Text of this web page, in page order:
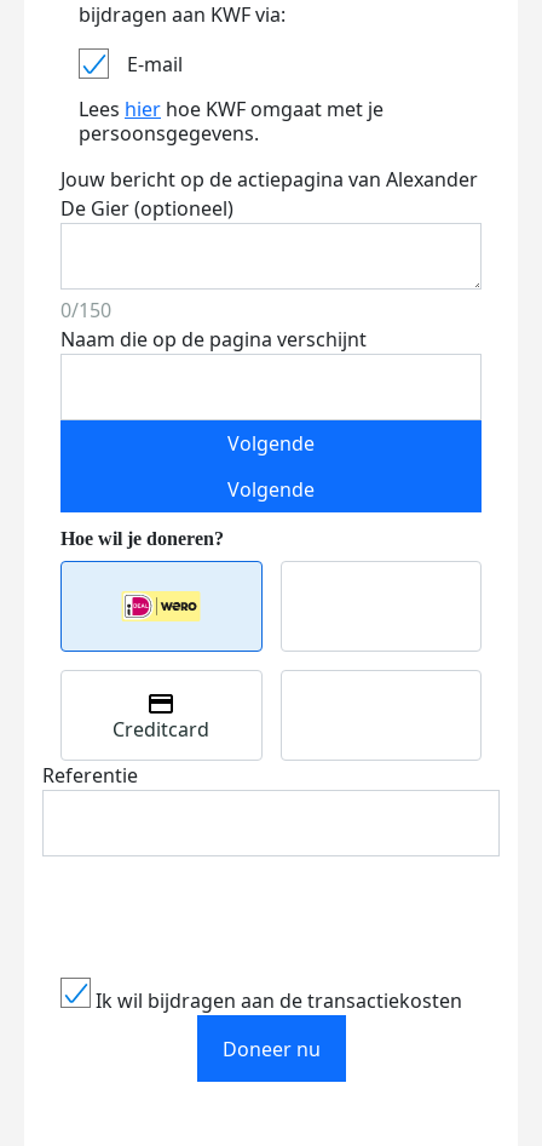
bijdragen aan KWF via:
E-mail
Lees hier hoe KWF omgaat met je
persoonsgegevens.
Jouw bericht op de actiepagina van Alexander
De Gier (optioneel)
0/150
Naam die op de pagina verschijnt
Volgende
Volgende
Creditcard
Referentie
Ik wil bijdragen aan de transactiekosten
Doneer nu